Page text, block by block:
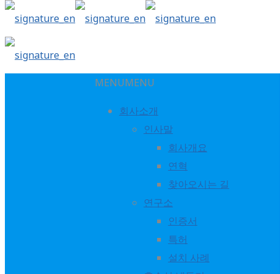
MENUMENU
회사소개
인사말
회사개요
연혁
찾아오시는 길
연구소
인증서
특허
설치 사례